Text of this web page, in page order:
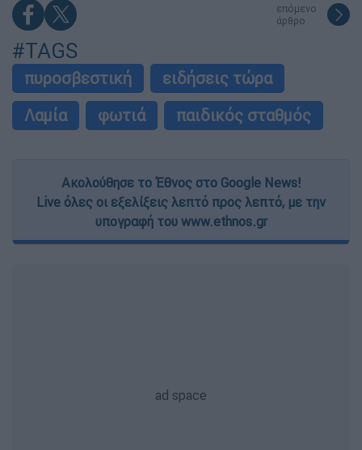
επόμενο
άρθρο
#TAGS
πυροσβεστική
ειδήσεις τώρα
Λαμία
φωτιά παιδικός σταθμός
Ακολούθησε το Έθνος στο Google News!
Live όλες οι εξελίξεις λεπτό προς λεπτό, με την
υπογραφή του www.ethnos.gr